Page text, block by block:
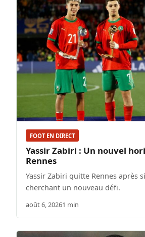
FOOT EN DIRECT
Yassir Zabiri : Un nouvel
Rennes
Yassir Zabiri quitte Rennes après
cherchant un nouveau défi.
août 6, 20261 min